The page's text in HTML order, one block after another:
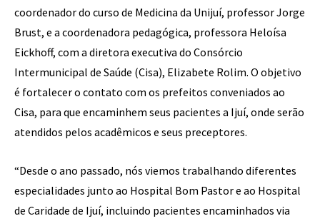
coordenador do curso de Medicina da Unijuí, professor Jorge
Brust, e a coordenadora pedagógica, professora Heloísa
Eickhoff, com a diretora executiva do Consórcio
Intermunicipal de Saúde (Cisa), Elizabete Rolim. O objetivo
é fortalecer o contato com os prefeitos conveniados ao
Cisa, para que encaminhem seus pacientes a Ijuí, onde serão
atendidos pelos acadêmicos e seus preceptores.
“Desde o ano passado, nós viemos trabalhando diferentes
especialidades junto ao Hospital Bom Pastor e ao Hospital
de Caridade de Ijuí, incluindo pacientes encaminhados via